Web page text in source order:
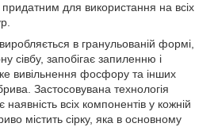
для використання на всіх
в гранульованій формі,
сівбу, запобігає запиленню і
вивільнення фосфору та інших
Застосовувана технологія
всіх компонентів у кожній
містить сірку, яка в основному